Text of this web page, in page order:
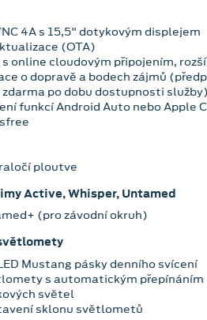
4A s 15,5" dotykovým displejem
(OTA)
online cloudovým připojením,
o dopravě a bodech zájmů
po dobu dostupnosti služby)
funkcí Android Auto nebo Apple
ploutve
Active, Whisper, Untamed
(pro závodní okruh)
Mustang pásky denního svícení
s automatickým přepínáním
světel
sklonu světlometů